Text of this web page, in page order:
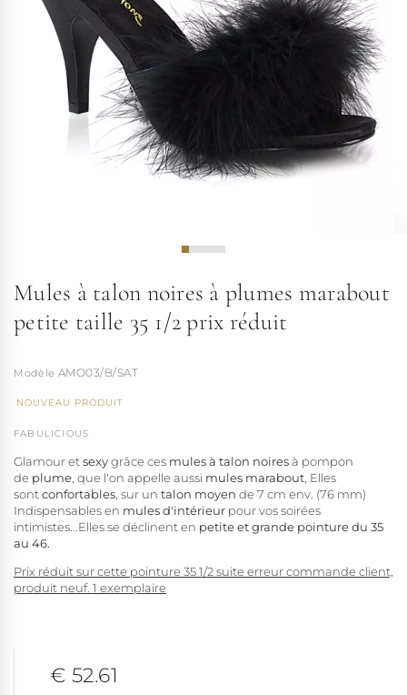
Mules à talon noires à plumes marabout
petite taille 35 1/2 prix réduit
AMO03/B/SAT
NOUVEAU PRODUIT
FABULICIOUS
Glamour etsexygrâce ces mules à talon noiresà pompon
de plume , que l'on appelle aussi mules marabout , Elles
sontconfortables , sur un talon moyen de 7 cm env. (76 mm)
Indispensables en mules d'intérieur pour vos soirées
intimistes...Elles se déclinent en petite et grande pointure du 35
au 46.
Prix réduit sur cette pointure 35 1/2 suite erreur commande client,
produit neuf. 1 exemplaire
€ 52.61